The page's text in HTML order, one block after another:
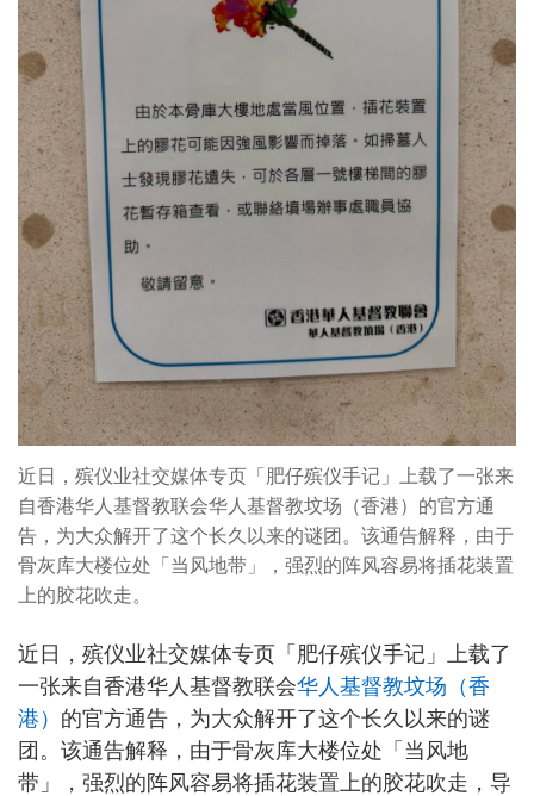
近日，殡仪业社交媒体专页「肥仔殡仪手记」上载了一张来
自香港华人基督教联会华人基督教坟场（香港）的官方通
告，为大众解开了这个长久以来的谜团。该通告解释，由于
骨灰库大楼位处「当风地带」，强烈的阵风容易将插花装置
上的胶花吹走。
近日，殡仪业社交媒体专页「肥仔殡仪手记」上载了
一张来自香港华人基督教联会华人基督教坟场（香
港） 的官方通告，为大众解开了这个长久以来的谜
团。该通告解释，由于骨灰库大楼位处「当风地
带」，强烈的阵风容易将插花装置上的胶花吹走，导